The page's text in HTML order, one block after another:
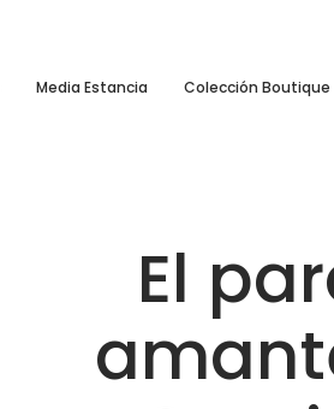
Media Estancia Colección Boutique
El